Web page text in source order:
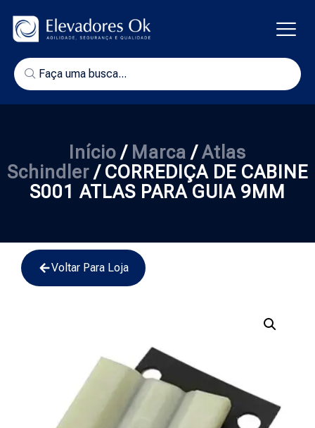
Início / Marca /Atlas
Schindler / CORREDIÇA DE CABINE
S001 ATLAS PARA GUIA 9MM
Voltar Para Loja